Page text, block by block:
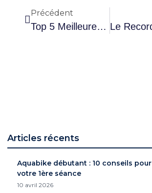
Précédent
Top 5 Meilleures De Plages En France
Articles récents
Aquabike débutant : 10 conseils pour
votre 1ère séance
10 avril 2026